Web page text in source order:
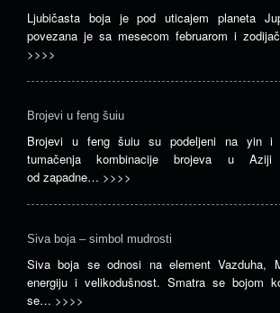
Ljubičasta boja je pod uticajem planeta
povezana je sa mesecom februarom i
>>>>
Brojevi u feng šuiu
Brojevi u feng šuiu su podeljeni na yin i
tumačenja kombinacije brojeva u
od zapadne… >>>>
Siva boja – simbol mudrosti
Siva boja se odnosi na element Vazduha,
energiju i velikodušnost. Smatra se bojom
se… >>>>